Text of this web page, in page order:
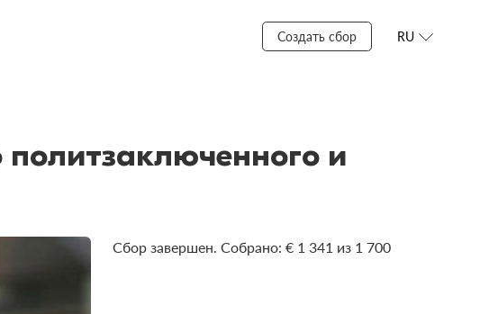
Создать сбор RU
и
Сбор завершен. Собрано: € 1 341 из 1 700